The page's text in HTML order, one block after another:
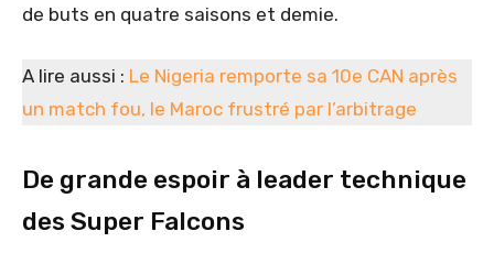
de buts en quatre saisons et demie.
A lire aussi : Le Nigeria remporte sa 10e CAN après
un match fou, le Maroc frustré par l’arbitrage
De grande espoir à leader technique
des Super Falcons